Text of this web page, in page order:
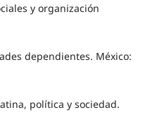
y organización
dependientes. México:
política y sociedad.